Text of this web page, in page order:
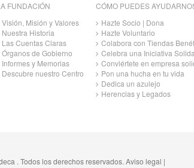
FUNDACIÓN
Visión, Misión y Valores
Nuestra Historia
Las Cuentas Claras
Órganos de Gobierno
Informes y Memorias
Descubre nuestro Centro
CÓMO PUEDES
Hazte Socio | Dona
Hazte Voluntario
Colabora con Tiendas
Celebra una Iniciativa
Conviértete en empresa
Pon una hucha en tu vida
Dedica un azulejo
Herencias y Legados
. Todos los derechos reservados. Aviso legal |